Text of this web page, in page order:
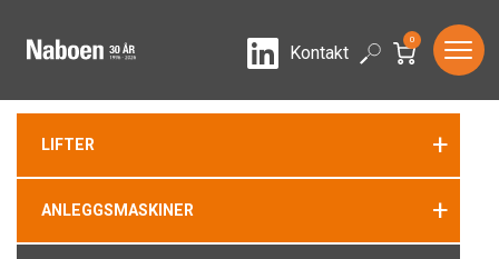
LinkedIn
Kontakt Search
0
LIFTER +
ANLEGGSMASKINER +